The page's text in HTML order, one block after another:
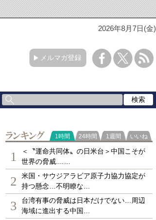
2026年8月7日(金)
メルマガ登録
ランキング
1時間 24時間 1週間 いいね
1
＜〝運命共同体〟の日米台＞中国こそが
世界の脅威....…
2
米国・サウジアラビア原子力協力協定が
持つ懸念…不明瞭な…
3
台湾有事の脅威は日本だけでない…周辺
海域に進出する中国…